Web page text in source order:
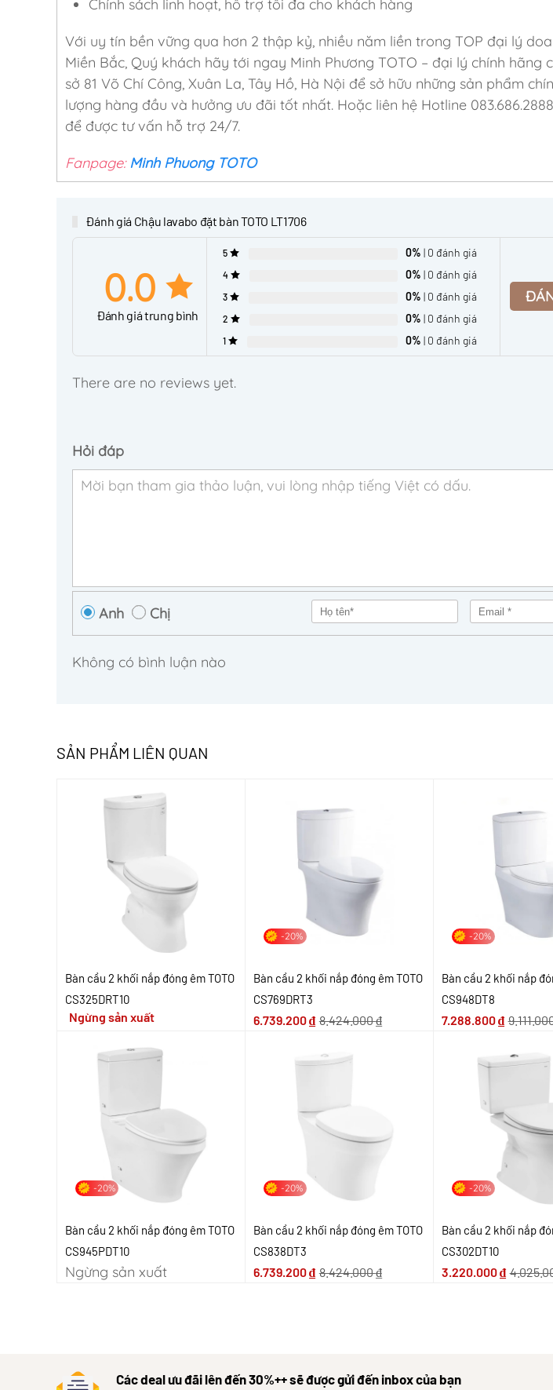
Chính sách linh hoạt, hỗ trợ tối đa cho khách hàng
Với uy tín bền vững qua hơn 2 thập kỷ, nhiều năm liền trong TOP đại lý
Miền Bắc, Quý khách hãy tới ngay Minh Phương TOTO – đại lý chính hãng
sở 81 Võ Chí Công, Xuân La, Tây Hồ, Hà Nội để sở hữu những sản phẩm
lượng hàng đầu và hưởng ưu đãi tốt nhất. Hoặc liên hệ Hotline
để được tư vấn hỗ trợ 24/7.
Fanpage: Minh Phuong TOTO
Đánh giá Chậu lavabo đặt bàn TOTO LT1706
0.0
Đánh giá trung bình
5 0% | 0 đánh giá
4 0% | 0 đánh giá
3 0% | 0 đánh giá
2 0% | 0 đánh giá
1 0% | 0 đánh giá
There are no reviews yet.
Hỏi đáp
Anh Chị
Không có bình luận nào
SẢN PHẨM LIÊN QUAN
Bàn cầu 2 khối nắp đóng êm TOTO
CS325DRT10
Ngừng sản xuất
-20%
Bàn cầu 2 khối nắp đóng êm TOTO
CS769DRT3
6.739.200₫ 8.424.000₫
-20%
Bàn cầu 2 khối nắp
CS948DT8
7.288.800₫
-20%
Bàn cầu 2 khối nắp đóng êm TOTO
CS945PDT10
Ngừng sản xuất
-20%
Bàn cầu 2 khối nắp đóng êm TOTO
CS838DT3
6.739.200₫ 8.424.000₫
-20%
Bàn cầu 2 khối nắp
CS302DT10
3.220.000₫
Các deal ưu đãi lên đến 30%++ sẽ được gửi đến inbox của bạn